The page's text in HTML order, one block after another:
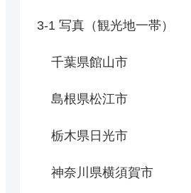
3-1 写真（観光地一帯）
千葉県館山市
島根県松江市
栃木県日光市
神奈川県横須賀市